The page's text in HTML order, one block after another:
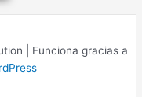
| Funciona gracias a